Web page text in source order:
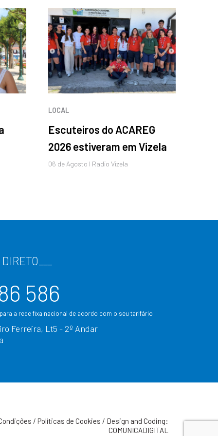
LOCAL
Escuteiros do ACAREG
2026 estiveram em Vizela
06 de Agosto I Radio Vizela
586
a rede fixa nacional de acordo com o seu tarifário
Ferreira, Lt5 - 2º Andar
/ Políticas de Cookies / Design and Coding:
COMUNICADIGITAL